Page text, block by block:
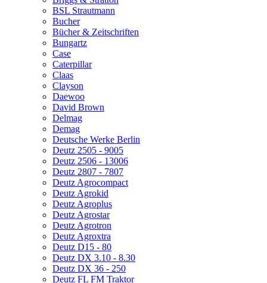
BSL Strautmann
Bucher
Bücher & Zeitschriften
Bungartz
Case
Caterpillar
Claas
Clayson
Daewoo
David Brown
Delmag
Demag
Deutsche Werke Berlin
Deutz 2505 - 9005
Deutz 2506 - 13006
Deutz 2807 - 7807
Deutz Agrocompact
Deutz Agrokid
Deutz Agroplus
Deutz Agrostar
Deutz Agrotron
Deutz Agroxtra
Deutz D15 - 80
Deutz DX 3.10 - 8.30
Deutz DX 36 - 250
Deutz FL FM Traktor